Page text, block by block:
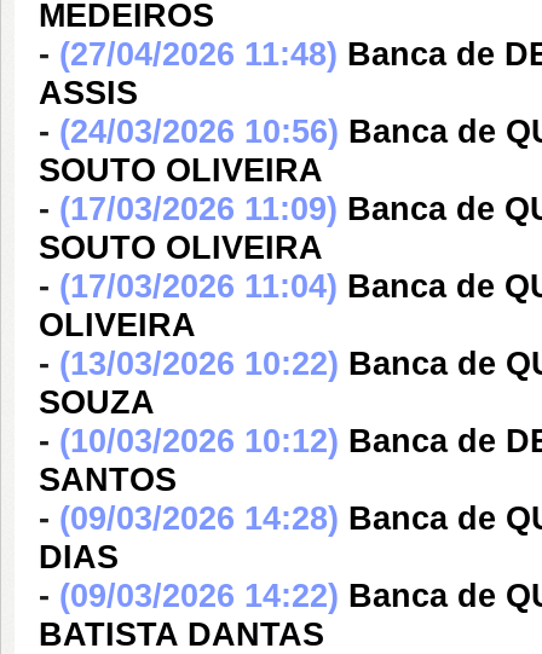
MEDEIROS
- (27/04/2026 11:48) Banca de
ASSIS
- (24/03/2026 10:56) Banca de
SOUTO OLIVEIRA
- (17/03/2026 11:09) Banca de
SOUTO OLIVEIRA
- (17/03/2026 11:04) Banca de
OLIVEIRA
- (13/03/2026 10:22) Banca de
SOUZA
- (10/03/2026 10:12) Banca de
SANTOS
- (09/03/2026 14:28) Banca de
DIAS
- (09/03/2026 14:22) Banca de
BATISTA DANTAS